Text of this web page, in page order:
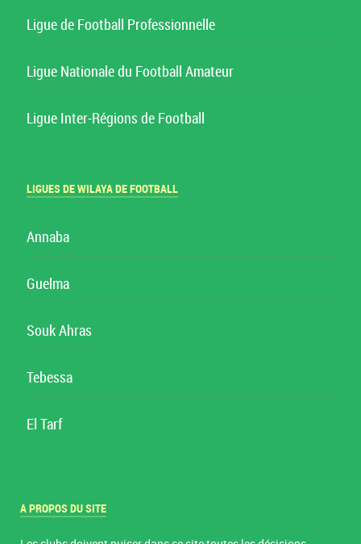
Ligue de Football Professionnelle
Ligue Nationale du Football Amateur
Ligue Inter-Régions de Football
LIGUES DE WILAYA DE FOOTBALL
Annaba
Guelma
Souk Ahras
Tebessa
El Tarf
A PROPOS DU SITE